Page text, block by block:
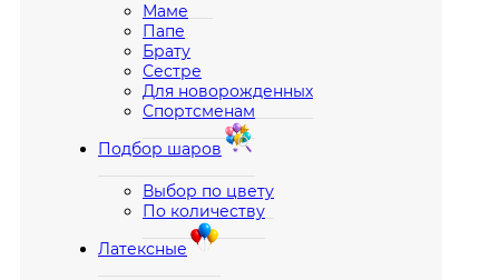
Маме
Папе
Брату
Сестре
Для новорожденных
Спортсменам
Подбор шаров
Выбор по цвету
По количеству
Латексные